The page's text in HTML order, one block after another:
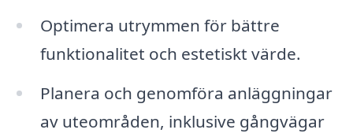
Optimera utrymmen för bättre
funktionalitet och estetiskt värde.
Planera och genomföra anläggningar
av uteområden, inklusive gångvägar